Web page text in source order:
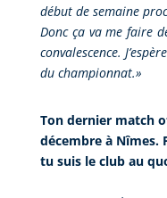
début de semaine
Donc ça va me faire
convalescence.
du championnat.»
Ton dernier match
décembre à Nîmes.
tu suis le club au